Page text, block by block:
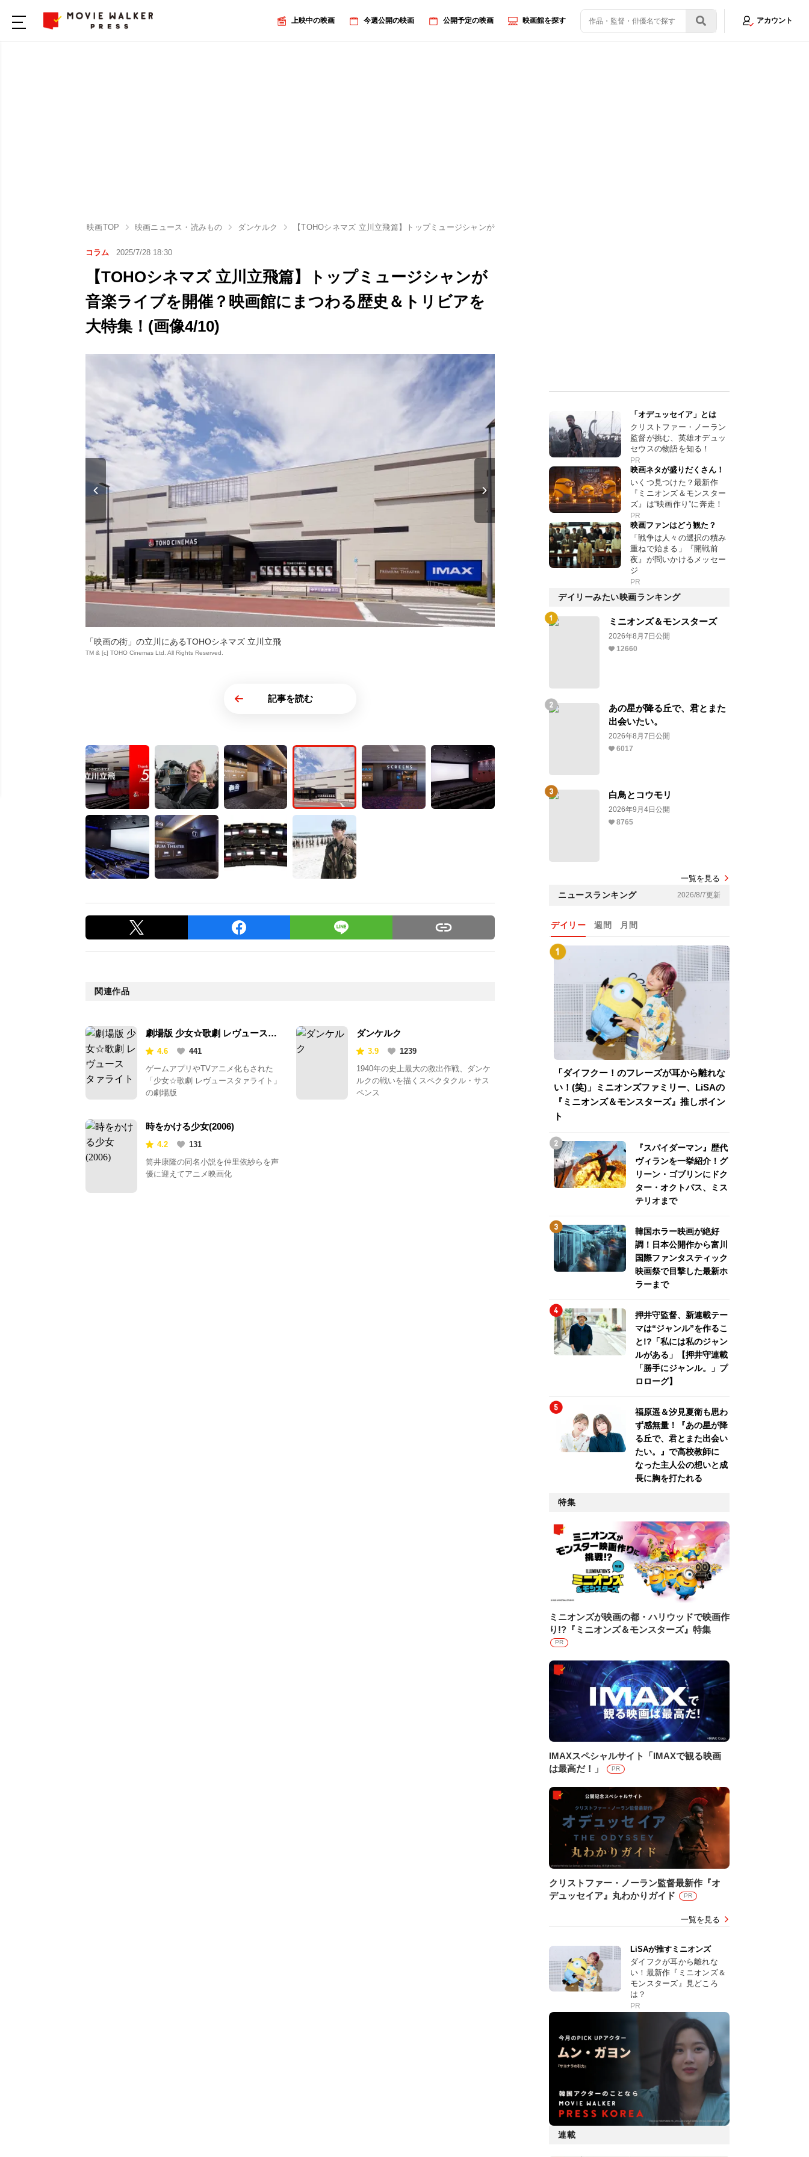
上映中の映画 今週公開の映画 公開予定の映画 映画館を探す アカウント
映画TOP 映画ニュース・読みもの ダンケルク 【TOHOシネマズ 立川立飛篇】トップミュージシャンが音楽ライブを開催？映画館にまつわる歴史＆トリビアを大特集！
コラム 2025/7/28 18:30
【TOHOシネマズ 立川立飛篇】トップミュージシャンが
音楽ライブを開催？映画館にまつわる歴史＆トリビアを
大特集！(画像4/10)
「映画の街」の立川にあるTOHOシネマズ 立川立飛
TM & [c] TOHO Cinemas Ltd. All Rights Reserved.
記事を読む
関連作品
劇場版 少女☆歌劇 レヴュース
タァライト
4.6
441
ゲームアプリやTVアニメ化もされた
「少女☆歌劇 レヴュースタァライト」
の劇場版
ダンケルク
3.9
1239
1940年の史上最大の救出作戦、ダンケ
ルクの戦いを描くスペクタクル・サス
ペンス
時をかける少女(2006)
4.2
131
筒井康隆の同名小説を仲里依紗らを声
優に迎えてアニメ映画化
「オデュッセイア」とは
クリストファー・ノーラン
監督が挑む、英雄オデュッ
セウスの物語を知る！
PR
映画ネタが盛りだくさん！
いくつ見つけた？最新作
『ミニオンズ＆モンスター
ズ』は“映画作り”に奔走！
PR
映画ファンはどう観た？
「戦争は人々の選択の積み
重ねで始まる」『開戦前
夜』が問いかけるメッセー
ジ
PR
デイリーみたい映画ランキング
ミニオンズ＆モンスターズ
2026年8月7日公開
12660
あの星が降る丘で、君とまた
出会いたい。
2026年8月7日公開
6017
白鳥とコウモリ
2026年9月4日公開
8765
一覧を見る
ニュースランキング 2026/8/7更新
デイリー 週間 月間
「ダイフクー！のフレーズが耳から離れな
い！(笑)」ミニオンズファミリー、LiSAの
『ミニオンズ＆モンスターズ』推しポイン
ト
『スパイダーマン』歴代
ヴィランを一挙紹介！グ
リーン・ゴブリンにドク
ター・オクトパス、ミス
テリオまで
韓国ホラー映画が絶好
調！日本公開作から富川
国際ファンタスティック
映画祭で目撃した最新ホ
ラーまで
押井守監督、新連載テー
マは“ジャンル”を作るこ
と!?「私には私のジャン
ルがある」【押井守連載
「勝手にジャンル。」プ
ロローグ】
福原遥＆汐見夏衛も思わ
ず感無量！『あの星が降
る丘で、君とまた出会い
たい。』で高校教師に
なった主人公の想いと成
長に胸を打たれる
特集
ミニオンズが映画の都・ハリウッドで映画作
り!?『ミニオンズ＆モンスターズ』特集
PR
IMAXスペシャルサイト「IMAXで観る映画
は最高だ！」
PR
クリストファー・ノーラン監督最新作『オ
デュッセイア』丸わかりガイド
PR
一覧を見る
LiSAが推すミニオンズ
ダイフクが耳から離れな
い！最新作『ミニオンズ＆
モンスターズ』見どころ
は？
PR
連載